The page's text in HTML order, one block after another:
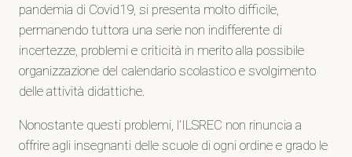
pandemia di Covid19, si presenta molto difficile,
permanendo tuttora una serie non indifferente di
incertezze, problemi e criticità in merito alla possibile
organizzazione del calendario scolastico e svolgimento
delle attività didattiche.
Nonostante questi problemi, l’ILSREC non rinuncia a
offrire agli insegnanti delle scuole di ogni ordine e grado le